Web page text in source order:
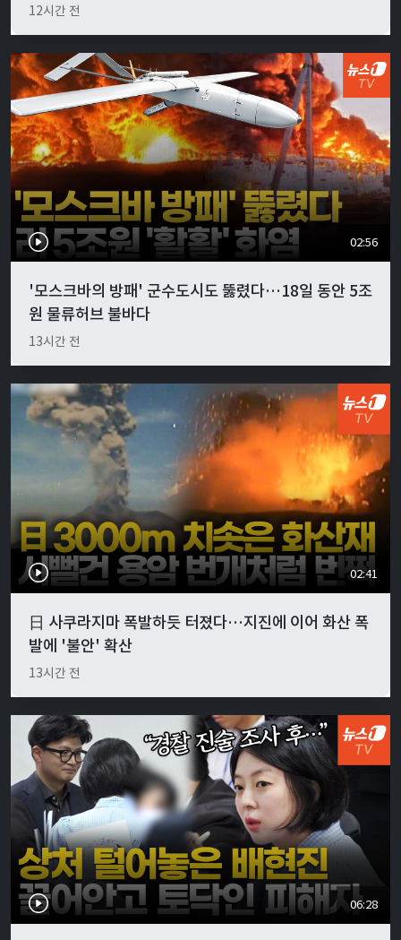
12시간 전
02:56
'모스크바의 방패' 군수도시도 뚫렸다…18일 동안 5조
원 물류허브 불바다
13시간 전
02:41
日 사쿠라지마 폭발하듯 터졌다…지진에 이어 화산 폭
발에 '불안' 확산
13시간 전
06:28